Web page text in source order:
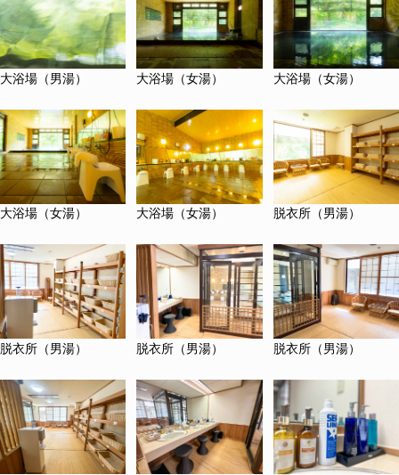
大浴場（男湯） 大浴場（女湯） 大浴場（女湯）
大浴場（女湯） 大浴場（女湯） 脱衣所（男湯）
脱衣所（男湯） 脱衣所（男湯） 脱衣所（男湯）